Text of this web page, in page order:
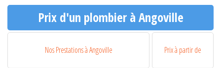
Prix d'un plombier à Angoville
Nos Prestations à Angoville Prix à partir de